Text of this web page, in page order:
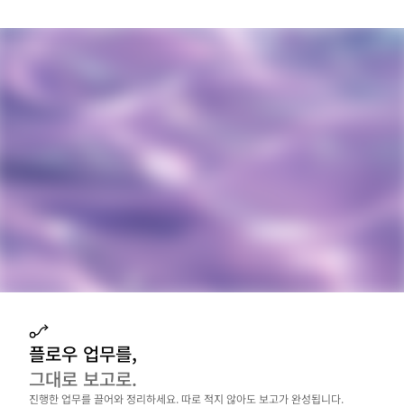
플로우 업무를,
그대로 보고로.
진행한 업무를 끌어와 정리하세요. 따로 적지 않아도 보고가 완성됩니다.